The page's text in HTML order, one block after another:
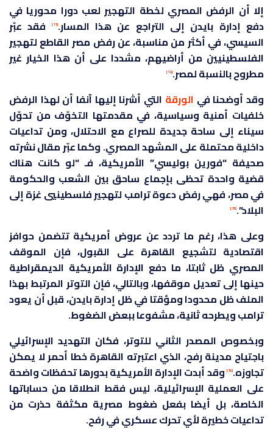
إلا أن الرفض المصري لخطة التهجير لعب دورا محوريا في
دفع إدارة بايدن إلى التراجع عن هذا المسار.[11]
فقد عبّر
السيسي، في أكثر من مناسبة، عن رفض مصر القاطع لتهجير
الفلسطينيين من أراضيهم، مشددا على أن هذا الخيار غير
مطروح بالنسبة لمصر.[12]
وقد أوضحنا في الورقة التي أشرنا إليها آنفا أن لهذا الرفض
خلفيات أمنية وسياسية، في مقدمتها التخوّف من تحوّل
سيناء إلى ساحة جديدة للصراع مع الاحتلال، ومن تداعيات
داخلية محتملة على المشهد المصري. وكما عبّر مقال نشرته
صحيفة “فورين بوليسي” الأمريكية، فـ “لو كانت هناك
قضية واحدة تحظى بإجماع ساحق بين الشعب والحكومة
في مصر، فهي رفض دعوة ترامب لتهجير فلسطينيي غزة إلى
البلاد”.[13]
وعلى هذا، رغم ما تردد عن عروض أمريكية تتضمن حوافز
اقتصادية لتشجيع القاهرة على القبول، فإن الموقف
المصري ظل ثابتا، ما دفع الإدارة الأمريكية الديمقراطية
حينها إلى تعديل موقفها، وبالتالي، فإن التوتر المرتبط بهذا
الملف ظل محدودا ومؤقتا في ظل إدارة بايدن، قبل أن يعود
ترامب ويطرحه ثانية، مشفوعا ببعض الضغوط.
وبخصوص المصدر الثاني للتوتر، فكان التهديد الإسرائيلي
باجتياح مدينة رفح، الذي اعتبرته القاهرة خطا أحمر لا يمكن
تجاوزه.[14]
وقد أبدت الإدارة الأمريكية بدورها تحفظات واضحة
على العملية الإسرائيلية، ليس فقط انطلاقا من حساباتها
الخاصة، بل أيضا بفعل ضغوط مصرية مكثفة حذرت من
تداعيات خطيرة لأي تحرك عسكري في رفح.